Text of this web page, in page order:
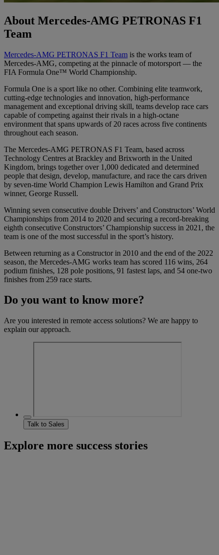
About Mercedes-AMG PETRONAS F1
Team
Mercedes-AMG PETRONAS F1 Team is the works team of
Mercedes-AMG, competing at the pinnacle of motorsport — the
FIA Formula One™ World Championship.
Formula One is a sport like no other. Combining elite teamwork,
cutting-edge technologies and innovation, high-performance
management and exceptional driving skill, teams develop race cars
capable of competing against their rivals in a high-octane
environment that spans upwards of 20 races across five continents
throughout each season.
The Mercedes-AMG PETRONAS F1 Team, based across
Technology Centres at Brackley and Brixworth in the United
Kingdom, brings together over 1,000 dedicated and determined
people that design, develop, manufacture, and race the cars driven
by seven-time World Champion Lewis Hamilton and Grand Prix
winner, George Russell.
Winning seven consecutive double Drivers’ and Constructors’ World
Championships from 2014 to 2020 and securing a record-breaking
eighth consecutive Constructors’ Championship success in 2021, the
team is one of the most successful in the sport’s history.
Between returning as a Constructor in 2010 and the end of the 2022
season, the Mercedes-AMG works team has scored 116 wins, 264
podium finishes, 128 pole positions, 91 fastest laps, and 54 one-two
finishes from 259 race starts.
Do you want to know more?
Are you interested in remote access solutions? We are happy to
explain our approach.
Talk to Sales
Explore more success stories